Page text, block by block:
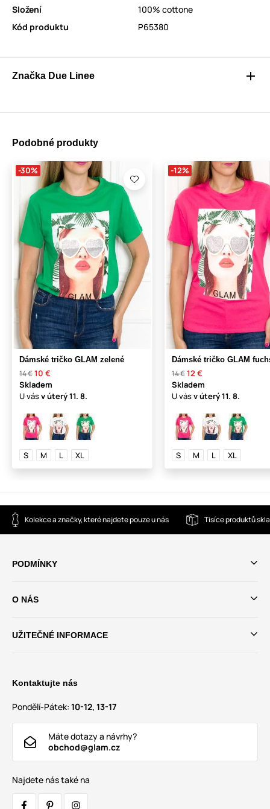
Složení
100% cottone
Kód produktu
P65380
Značka Due Linee
Podobné produkty
-30%
Dámské tričko GLAM zelené
14 €10 €
Skladem
U vásv úterý11. 8.
S M L XL
-12%
Dámské tričko GLAM
14 €12 €
Skladem
U vásv úterý11. 8.
S M L XL
Kolekce a značky, které najdete pouze u nás Tisíce produktů
PODMÍNKY
O NÁS
UŽITEČNÉ INFORMACE
Kontaktujte nás
Pondělí-Pátek: 10-12, 13-17
Máte dotazy a návrhy?
obchod@glam.cz
Najdete nás také na